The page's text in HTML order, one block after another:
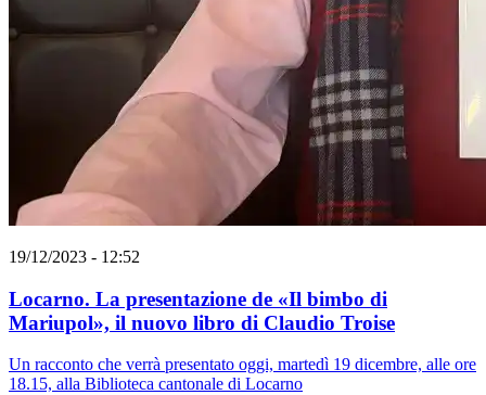
19/12/2023 - 12:52
Locarno. La presentazione de «Il bimbo di
Mariupol», il nuovo libro di Claudio Troise
Un racconto che verrà presentato oggi, martedì 19 dicembre, alle ore
18.15, alla Biblioteca cantonale di Locarno